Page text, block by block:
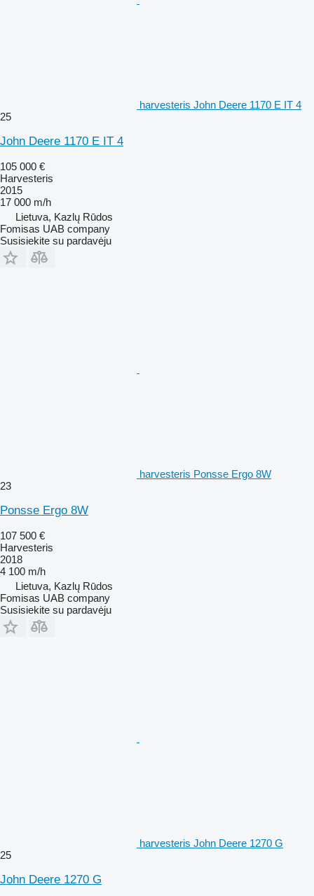
harvesteris John Deere 1170 E IT 4
25
John Deere 1170 E IT 4
105 000 €
Harvesteris
2015
17 000 m/h
Lietuva, Kazlų Rūdos
Fomisas UAB company
Susisiekite su pardavėju
harvesteris Ponsse Ergo 8W
23
Ponsse Ergo 8W
107 500 €
Harvesteris
2018
4 100 m/h
Lietuva, Kazlų Rūdos
Fomisas UAB company
Susisiekite su pardavėju
harvesteris John Deere 1270 G
25
John Deere 1270 G